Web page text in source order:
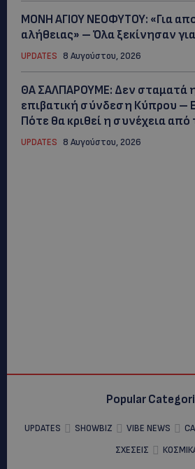
ΜΟΝΗ ΑΓΙΟΥ ΝΕΟΦΥΤΟΥ: «Για
αλήθειας» – Όλα ξεκίνησαν
UPDATES 8 Αυγούστου, 2026
ΘΑ ΣΑΛΠΑΡΟΥΜΕ: Δεν σταματά
επιβατική σύνδεση Κύπρου –
Πότε θα κριθεί η συνέχεια από
UPDATES 8 Αυγούστου, 2026
Popular
UPDATES SHOWBIZ VIBE NEWS
ΣΧΕΣΕΙΣ